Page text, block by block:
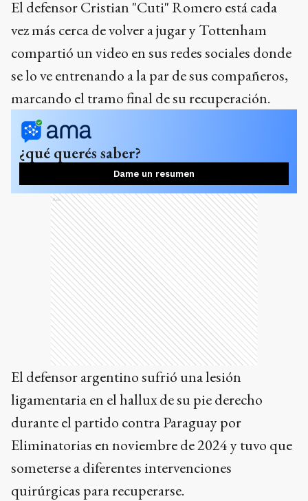
El defensor Cristian "Cuti" Romero está cada
vez más cerca de volver a jugar y Tottenham
compartió un video en sus redes sociales donde
se lo ve entrenando a la par de sus compañeros,
marcando el tramo final de su recuperación.
¿qué querés saber?
Dame un resumen
Ads
El defensor argentino sufrió una lesión
ligamentaria en el hallux de su pie derecho
durante el partido contra Paraguay por
Eliminatorias en noviembre de 2024 y tuvo que
someterse a diferentes intervenciones
quirúrgicas para recuperarse.